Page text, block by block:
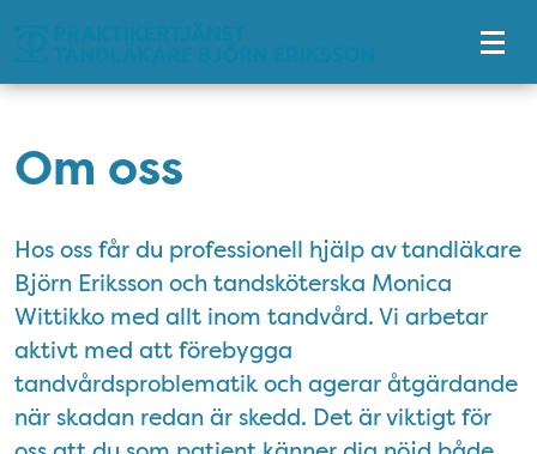
Om oss
Hos oss får du professionell hjälp av tandläkare
Björn Eriksson och tandsköterska Monica
Wittikko med allt inom tandvård. Vi arbetar
aktivt med att förebygga
tandvårdsproblematik och agerar åtgärdande
när skadan redan är skedd. Det är viktigt för